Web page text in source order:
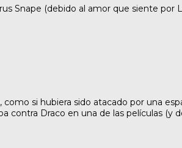
Snape (debido al amor que siente por
como si hubiera sido atacado por una
Draco en una de las películas (y